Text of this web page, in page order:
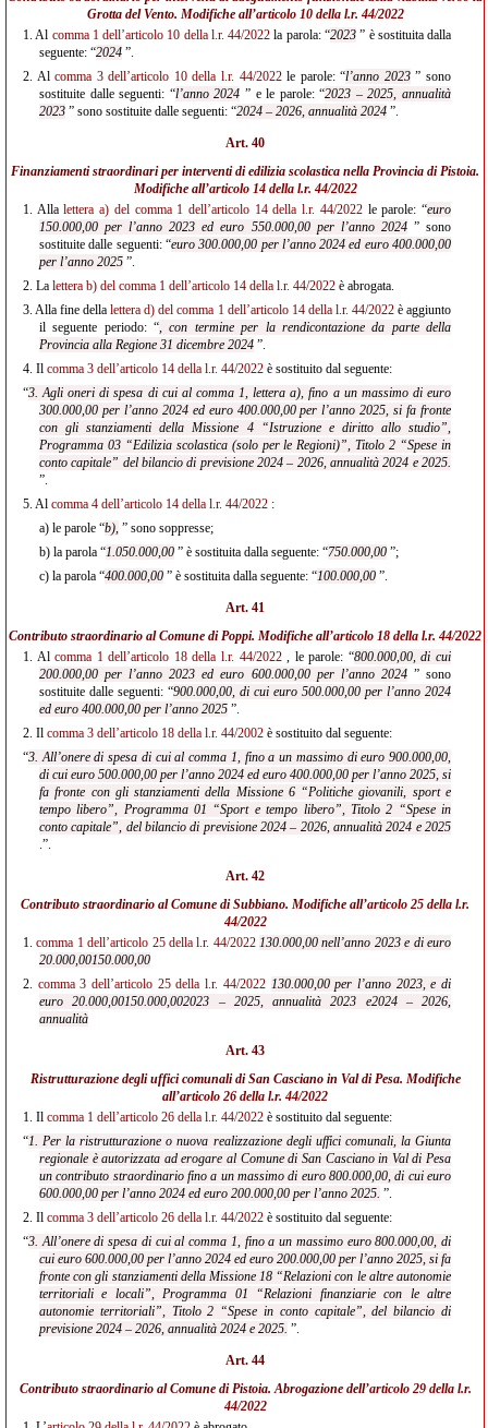
Grotta del Vento. Modifiche all’articolo 10 della l.r. 44/2022
1. Al comma 1 dell’articolo 10 della l.r. 44/2022 la parola: “2023” è sostituita dalla
seguente: “2024 ”.
2. Alcomma 3 dell’articolo 10 della l.r. 44/2022le parole: “l’anno 2023” sono
sostituite dalle seguenti: “l’anno 2024 ” e le parole: “2023 – 2025, annualità
2023 ” sono sostituite dalle seguenti: “2024 – 2026, annualità 2024 ”.
Art. 40
Finanziamenti straordinari per interventi di edilizia scolastica nella Provincia di Pistoia.
Modifiche all’articolo 14 della l.r. 44/2022
1. Allalettera a) del comma 1 dell’articolo 14 della l.r. 44/2022le parole: “euro
150.000,00 per l’anno 2023 ed euro 550.000,00 per l’anno 2024” sono
sostituite dalle seguenti: “euro 300.000,00 per l’anno 2024 ed euro 400.000,00
per l’anno 2025 ”.
2. La lettera b) del comma 1 dell’articolo 14 della l.r. 44/2022 è abrogata.
3. Alla fine dellalettera d) del comma 1 dell’articolo 14 della l.r. 44/2022è aggiunto
il seguente periodo: “, con termine per la rendicontazione da parte della
Provincia alla Regione 31 dicembre 2024 ”.
4. Il comma 3 dell’articolo 14 della l.r. 44/2022 è sostituito dal seguente:
“3. Agli oneri di spesa di cui al comma 1, lettera a), fino a un massimo di euro
300.000,00 per l’anno 2024 ed euro 400.000,00 per l’anno 2025, si fa fronte
con gli stanziamenti della Missione 4 “Istruzione e diritto allo studio”,
Programma 03 “Edilizia scolastica (solo per le Regioni)”, Titolo 2 “Spese in
conto capitale” del bilancio di previsione 2024 – 2026, annualità 2024 e 2025.
”.
5. Al comma 4 dell’articolo 14 della l.r. 44/2022 :
a) le parole “b), ” sono soppresse;
b) la parola “1.050.000,00 ” è sostituita dalla seguente: “750.000,00 ”;
c) la parola “400.000,00 ” è sostituita dalla seguente: “100.000,00 ”.
Art. 41
Contributo straordinario al Comune di Poppi. Modifiche all’articolo 18 della l.r. 44/2022
1. Alcomma 1 dell’articolo 18 della l.r. 44/2022, le parole: “800.000,00, di cui
200.000,00 per l’anno 2023 ed euro 600.000,00 per l’anno 2024” sono
sostituite dalle seguenti: “900.000,00, di cui euro 500.000,00 per l’anno 2024
ed euro 400.000,00 per l’anno 2025 ”.
2. Il comma 3 dell’articolo 18 della l.r. 44/2002 è sostituito dal seguente:
“3. All’onere di spesa di cui al comma 1, fino a un massimo di euro 900.000,00,
di cui euro 500.000,00 per l’anno 2024 ed euro 400.000,00 per l’anno 2025, si
fa fronte con gli stanziamenti della Missione 6 “Politiche giovanili, sport e
tempo libero”, Programma 01 “Sport e tempo libero”, Titolo 2 “Spese in
conto capitale”, del bilancio di previsione 2024 – 2026, annualità 2024 e 2025
.”.
Art. 42
Contributo straordinario al Comune di Subbiano. Modifiche all’articolo 25 della l.r.
44/2022
1. comma 1 dell’articolo 25 della l.r. 44/2022 130.000,00 nell’anno 2023 e di euro
20.000,00150.000,00
2. comma 3 dell’articolo 25 della l.r. 44/2022 130.000,00 per l’anno 2023, e di
euro 20.000,00150.000,002023 – 2025, annualità 2023 e2024 – 2026,
annualità
Art. 43
Ristrutturazione degli uffici comunali di San Casciano in Val di Pesa. Modifiche
all’articolo 26 della l.r. 44/2022
1. Il comma 1 dell’articolo 26 della l.r. 44/2022 è sostituito dal seguente:
“1. Per la ristrutturazione o nuova realizzazione degli uffici comunali, la Giunta
regionale è autorizzata ad erogare al Comune di San Casciano in Val di Pesa
un contributo straordinario fino a un massimo di euro 800.000,00, di cui euro
600.000,00 per l’anno 2024 ed euro 200.000,00 per l’anno 2025. ”.
2. Il comma 3 dell’articolo 26 della l.r. 44/2022 è sostituito dal seguente:
“3. All’onere di spesa di cui al comma 1, fino a un massimo euro 800.000,00, di
cui euro 600.000,00 per l’anno 2024 ed euro 200.000,00 per l’anno 2025, si fa
fronte con gli stanziamenti della Missione 18 “Relazioni con le altre autonomie
territoriali e locali”, Programma 01 “Relazioni finanziarie con le altre
autonomie territoriali”, Titolo 2 “Spese in conto capitale”, del bilancio di
previsione 2024 – 2026, annualità 2024 e 2025. ”.
Art. 44
Contributo straordinario al Comune di Pistoia. Abrogazione dell’articolo 29 della l.r.
44/2022